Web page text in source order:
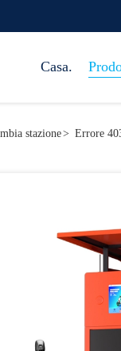
Casa.
stazione> Errore